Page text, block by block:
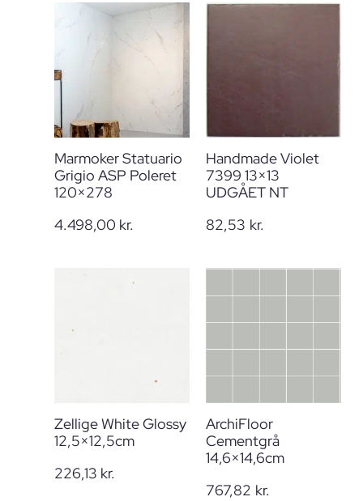
Marmoker Statuario
Grigio ASP Poleret
120×278
4.498,00 kr.
Handmade Violet
7399 13×13
UDGÅET NT
82,53 kr.
Zellige White Glossy
12,5×12,5cm
226,13 kr.
ArchiFloor
Cementgrå
14,6×14,6cm
767,82 kr.